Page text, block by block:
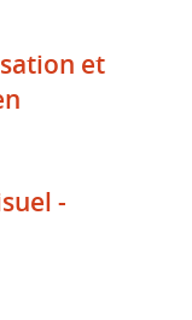
et
-